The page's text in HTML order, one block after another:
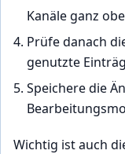
Kanäle ganz
Prüfe danach
genutzte
Speichere die
Wichtig ist auch